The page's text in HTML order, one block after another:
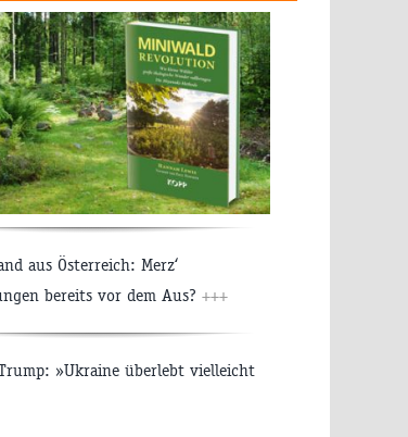
aus Österreich: Merz‘
bereits vor dem Aus? +++
»Ukraine überlebt vielleicht